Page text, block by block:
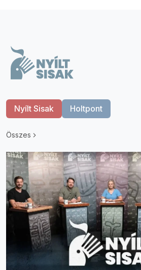
Nyílt Sisak Holtpont
Összes